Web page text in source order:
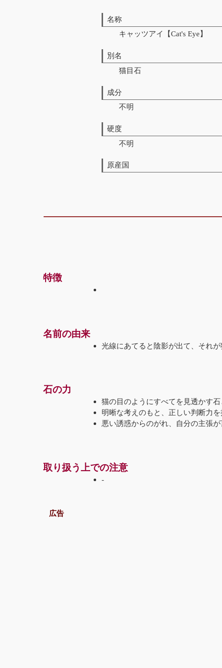
名称
キャッツアイ【Cat's Eye】
別名
猫目石
成分
不明
硬度
不明
原産国
特徴
名前の由来
光線にあてると陰影が出て、それ
石の力
猫の目のようにすべてを見透かす
明晰な考えのもと、正しい判断力
悪い誘惑からのがれ、自分の主張
取り扱う上での注意
-
広告